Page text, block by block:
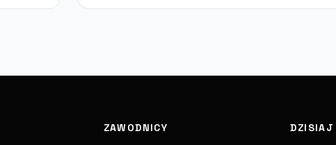
ZAWODNICY DZISIAJ